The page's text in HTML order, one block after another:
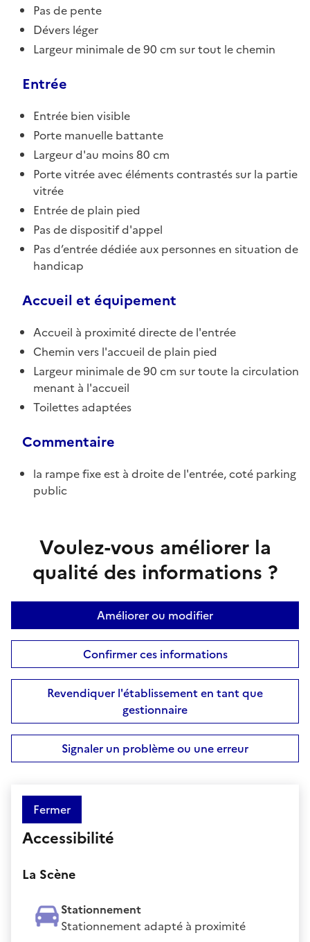
Pas de pente
Dévers léger
Largeur minimale de 90 cm sur tout le chemin
Entrée
Entrée bien visible
Porte manuelle battante
Largeur d'au moins 80 cm
Porte vitrée avec éléments contrastés sur la partie
vitrée
Entrée de plain pied
Pas de dispositif d'appel
Pas d’entrée dédiée aux personnes en situation de
handicap
Accueil et équipement
Accueil à proximité directe de l'entrée
Chemin vers l'accueil de plain pied
Largeur minimale de 90 cm sur toute la circulation
menant à l'accueil
Toilettes adaptées
Commentaire
la rampe fixe est à droite de l'entrée, coté parking
public
Voulez-vous améliorer la
qualité des informations ?
Améliorer ou modifier
Confirmer ces informations
Revendiquer l'établissement en tant que
gestionnaire
Signaler un problème ou une erreur
Fermer
Accessibilité
La Scène
Stationnement
Stationnement adapté à proximité